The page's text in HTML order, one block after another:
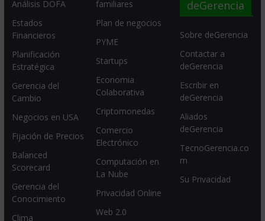
Análisis DOFA
Estados
Financieros
Planificación
Estratégica
Gerencia del
Cambio
Negocios en USA
Fijación de Precios
Balanced
Scorecard
Gerencia del
Conocimiento
Clima
familiares
Plan de negocios
PYME
Startups
Economia
Colaborativa
Criptomonedas
Comercio
Electrónico
Computación en
La Nube
Privacidad Online
Web 2.0
deGerencia
Sobre deGerencia
Contactar a
deGerencia
Escribir en
deGerencia
Aliados
deGerencia
TecnoGerencia.co
m
Su Privacidad